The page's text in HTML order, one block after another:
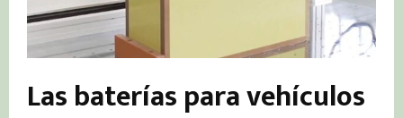
Las baterías para vehículos